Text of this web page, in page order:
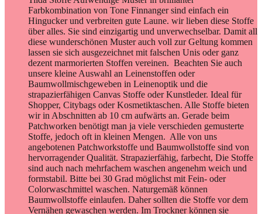
Farbkombination von Tone Finnanger sind einfach ein
Hingucker und verbreiten gute Laune. wir lieben diese Stoffe
über alles. Sie sind einzigartig und unverwechselbar. Damit all
diese wunderschönen Muster auch voll zur Geltung kommen
lassen sie sich ausgezeichnet mit falschen Unis oder ganz
dezent marmorierten Stoffen vereinen. Beachten Sie auch
unsere kleine Auswahl an Leinenstoffen oder
Baumwollmischgeweben in Leinenoptik und die
strapazierfähigen Canvas Stoffe oder Kunstleder. Ideal für
Shopper, Citybags oder Kosmetiktaschen. Alle Stoffe bieten
wir in Abschnitten ab 10 cm aufwärts an. Gerade beim
Patchworken benötigt man ja viele verschieden gemusterte
Stoffe, jedoch oft in kleinen Mengen. Alle von uns
angebotenen Patchworkstoffe und Baumwollstoffe sind von
hervorragender Qualität. Strapazierfähig, farbecht, Die Stoffe
sind auch nach mehrfachem waschen angenehm weich und
formstabil. Bitte bei 30 Grad möglichst mit Fein- oder
Colorwaschmittel waschen. Naturgemäß können
Baumwollstoffe einlaufen. Daher sollten die Stoffe vor dem
Vernähen gewaschen werden. Im Trockner können sie